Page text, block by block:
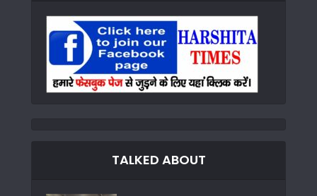
TALKED ABOUT